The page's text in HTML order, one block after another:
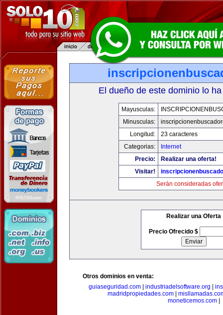
El dueño de este dominio lo
Mayusculas:
Minusculas:
Longitud:
23 caracteres
Categorias:
Internet
Precio:
Realizar una oferta!
Visitar!
Serán consideradas
Realizar una Oferta
Precio Ofrecido $
Otros dominios en venta:
guiaseguridad.com| industriadelsoftware.org
madridpropiedades.com|
moneticemos.com|